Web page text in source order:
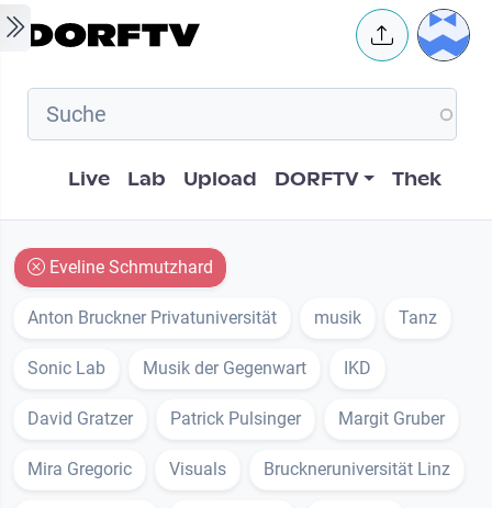
Skip to main content User
Hauptnavigation
Live Lab Upload DORFTV Thek
Eveline Schmutzhard
Anton Bruckner Privatuniversität musik Tanz
Sonic Lab Musik der Gegenwart IKD
David Gratzer Patrick Pulsinger Margit Gruber
Mira Gregoric Visuals Bruckneruniversität Linz